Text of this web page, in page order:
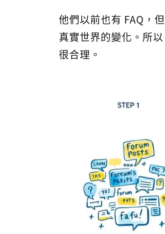
他們以前也有 FAQ，
真實世界的變化。所
很合理。